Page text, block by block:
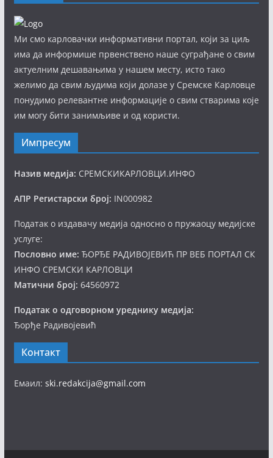
Ми смо карловачки информативни портал, који за циљ
има да информише првенствено наше суграђане о свим
актуелним дешавањима у нашем месту, исто тако
желимо да свим људима који долазе у Сремске Карловце
понудимо релевантне информације о свим стварима које
им могу бити занимљиве и од користи.
Импресум
Назив медија: СРЕМСКИКАРЛОВЦИ.ИНФО
АПР Регистарски број: IN000982
Податак о издавачу медија односно о пружаоцу медијске
услуге:
Пословно име: ЂОРЂЕ РАДИВОЈЕВИЋ ПР ВЕБ ПОРТАЛ СК
ИНФО СРЕМСКИ КАРЛОВЦИ
Матични број: 64560972
Податак о одговорном уреднику медија:
Ђорђе Радивојевић
Контакт
Емаил: ski.redakcija@gmail.com